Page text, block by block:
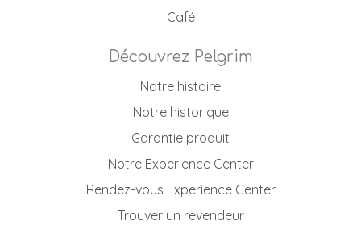
Café
Découvrez Pelgrim
Notre histoire
Notre historique
Garantie produit
Notre Experience Center
Rendez-vous Experience Center
Trouver un revendeur